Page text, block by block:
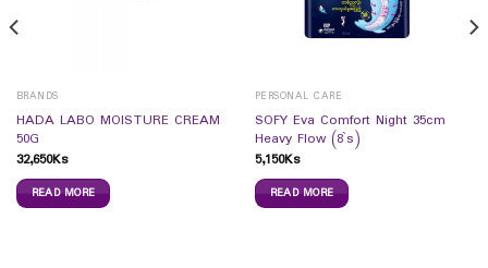
BRANDS
HADA LABO MOISTURE CREAM
50G
32,650Ks
READ MORE
PERSONAL CARE
SOFY Eva Comfort Night 35cm
Heavy Flow (8`s)
5,150Ks
READ MORE